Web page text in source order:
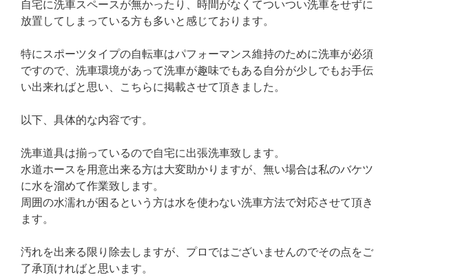
自宅に洗車スペースが無かったり、時間がなくてついつい洗車をせずに
放置してしまっている方も多いと感じております。
特にスポーツタイプの自転車はパフォーマンス維持のために洗車が必須
ですので、洗車環境があって洗車が趣味でもある自分が少しでもお手伝
い出来ればと思い、こちらに掲載させて頂きました。
以下、具体的な内容です。
洗車道具は揃っているので自宅に出張洗車致します。
水道ホースを用意出来る方は大変助かりますが、無い場合は私のバケツ
に水を溜めて作業致します。
周囲の水濡れが困るという方は水を使わない洗車方法で対応させて頂き
ます。
汚れを出来る限り除去しますが、プロではございませんのでその点をご
了承頂ければと思います。